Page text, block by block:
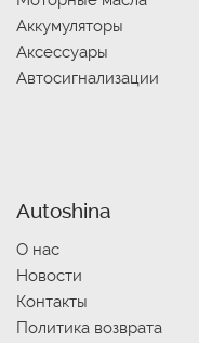
Аккумуляторы
Аксессуары
Автосигнализации
Autoshina
О нас
Новости
Контакты
Политика возврата